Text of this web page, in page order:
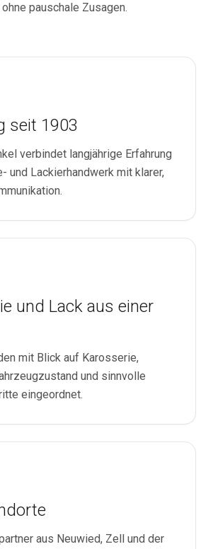
ohne pauschale Zusagen.
seit 1903
verbindet langjährige Erfahrung
und Lackierhandwerk mit klarer,
und Lack aus einer
mit Blick auf Karosserie,
und sinnvolle
eingeordnet.
aus Neuwied, Zell und der